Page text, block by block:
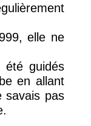
elle ne
guidés
en allant
savais pas